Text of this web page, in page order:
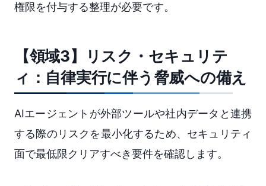
権限を付与する整理が必要です。
【領域3】リスク・セキュリテ
ィ：自律実行に伴う脅威への備え
AIエージェントが外部ツールや社内データと連携
する際のリスクを最小化するため、セキュリティ
面で最低限クリアすべき要件を確認します。